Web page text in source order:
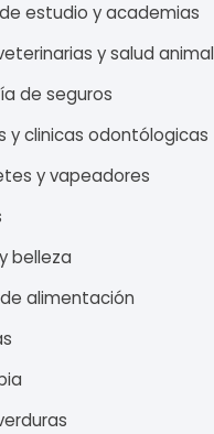
estudio y academias
y salud animal
de seguros
y clinicas odontólogicas
y vapeadores
belleza
alimentación